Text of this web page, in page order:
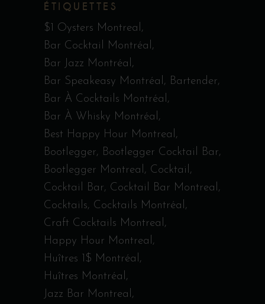
ÉTIQUETTES
$1 Oysters Montreal
Bar Cocktail Montréal
Bar Jazz Montréal
Bar Speakeasy Montréal
Bartender
Bar À Cocktails Montréal
Bar À Whisky Montréal
Best Happy Hour Montreal
Bootlegger
Bootlegger Cocktail Bar
Bootlegger Montreal
Cocktail
Cocktail Bar
Cocktail Bar Montreal
Cocktails
Cocktails Montréal
Craft Cocktails Montreal
Happy Hour Montreal
Huîtres 1$ Montréal
Huîtres Montréal
Jazz Bar Montreal